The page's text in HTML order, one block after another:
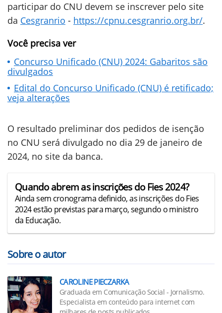
participar do CNU devem se inscrever pelo site
da Cesgranrio - https://cpnu.cesgranrio.org.br/.
Você precisa ver
Concurso Unificado (CNU) 2024: Gabaritos são
divulgados
Edital do Concurso Unificado (CNU) é retificado;
veja alterações
O resultado preliminar dos pedidos de isenção
no CNU será divulgado no dia 29 de janeiro de
2024, no site da banca.
Quando abrem as inscrições do Fies 2024?
Ainda sem cronograma definido, as inscrições do Fies
2024 estão previstas para março, segundo o ministro
da Educação.
Sobre o autor
CAROLINE PIECZARKA
Graduada em Comunicação Social - Jornalismo.
Especialista em conteúdo para internet com